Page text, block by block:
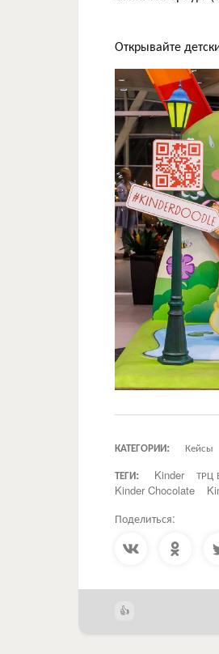
Открывайте
КАТЕГОРИИ:
Кейсы
ТЕГИ:
Kinder ТРЦ
Kinder Chocolate
Поделиться: